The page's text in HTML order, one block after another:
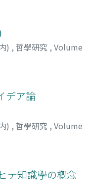
) , 哲學研究 , Volume
デア論
) , 哲學研究 , Volume
テ知識學の槪念